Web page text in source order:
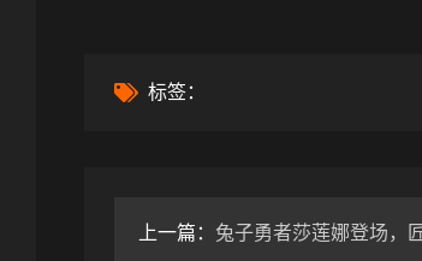
标签：
上一篇： 兔子勇者莎莲娜登场，匠屋异闻录店